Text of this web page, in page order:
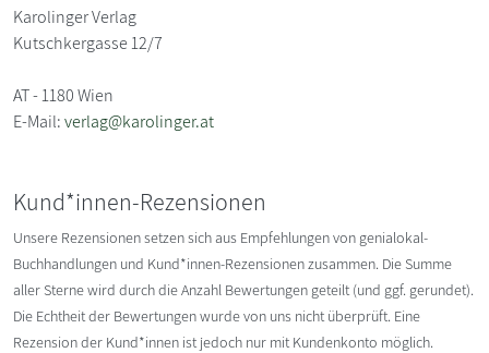
Karolinger Verlag
Kutschkergasse 12/7
AT - 1180 Wien
E-Mail:verlag@karolinger.at
Kund*innen-Rezensionen
Unsere Rezensionen setzen sich aus Empfehlungen von genialokal-
Buchhandlungen und Kund*innen-Rezensionen zusammen. Die Summe
aller Sterne wird durch die Anzahl Bewertungen geteilt (und ggf. gerundet).
Die Echtheit der Bewertungen wurde von uns nicht überprüft. Eine
Rezension der Kund*innen ist jedoch nur mit Kundenkonto möglich.